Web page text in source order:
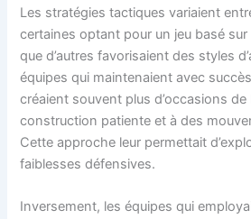
Les stratégies tactiques variaient
certaines optant pour un jeu basé
que d’autres favorisaient des styles
équipes qui maintenaient avec
créaient souvent plus d’occasions
construction patiente et à des
Cette approche leur permettait
faiblesses défensives.
Inversement, les équipes qui